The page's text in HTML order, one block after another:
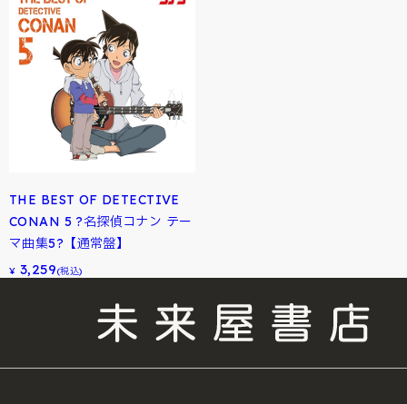
THE BEST OF DETECTIVE
CONAN 5 ?名探偵コナン テー
マ曲集5?【通常盤】
¥ 3,259(税込)